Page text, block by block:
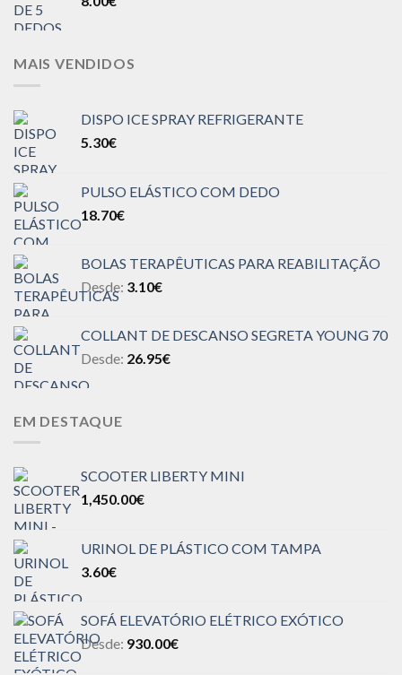
MAIS VENDIDOS
DISPO ICE SPRAY REFRIGERANTE
5.30€
PULSO ELÁSTICO COM DEDO
18.70€
BOLAS TERAPÊUTICAS PARA REABILITAÇÃO
Desde: 3.10€
COLLANT DE DESCANSO SEGRETA YOUNG 70
Desde: 26.95€
EM DESTAQUE
SCOOTER LIBERTY MINI
1,450.00€
URINOL DE PLÁSTICO COM TAMPA
3.60€
SOFÁ ELEVATÓRIO ELÉTRICO EXÓTICO
Desde: 930.00€